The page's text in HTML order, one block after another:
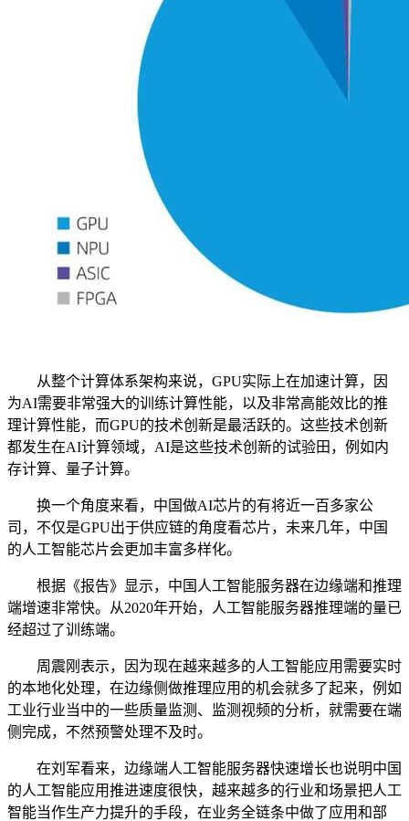
从整个计算体系架构来说，GPU实际上在加速计算，因
为AI需要非常强大的训练计算性能，以及非常高能效比的推
理计算性能，而GPU的技术创新是最活跃的。这些技术创新
都发生在AI计算领域，AI是这些技术创新的试验田，例如内
存计算、量子计算。
换一个角度来看，中国做AI芯片的有将近一百多家公
司，不仅是GPU出于供应链的角度看芯片，未来几年，中国
的人工智能芯片会更加丰富多样化。
根据《报告》显示，中国人工智能服务器在边缘端和推理
端增速非常快。从2020年开始，人工智能服务器推理端的量已
经超过了训练端。
周震刚表示，因为现在越来越多的人工智能应用需要实时
的本地化处理，在边缘侧做推理应用的机会就多了起来，例如
工业行业当中的一些质量监测、监测视频的分析，就需要在端
侧完成，不然预警处理不及时。
在刘军看来，边缘端人工智能服务器快速增长也说明中国
的人工智能应用推进速度很快，越来越多的行业和场景把人工
智能当作生产力提升的手段，在业务全链条中做了应用和部